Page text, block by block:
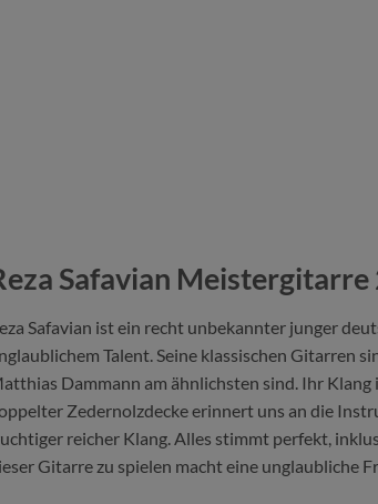
Safavian
Safavian ist ein recht unbekannter junger
Talent. Seine klassischen Gitarren
Dammann am ähnlichsten sind. Ihr
Zedernolzdecke erinnert uns an die
reicher Klang. Alles stimmt perfekt,
Gitarre zu spielen macht eine unglaubliche